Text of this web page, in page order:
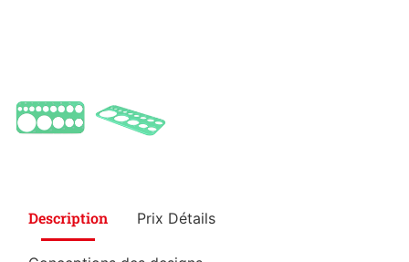
Description Prix Détails